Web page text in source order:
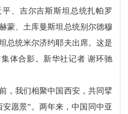
、吉尔吉斯斯坦总统扎帕罗
蒙、土库曼斯坦总统别尔德穆
总统米尔济约耶夫出席。这是
体合影。新华社记者 谢环驰
，我们相聚中国西安，共同擘
愿景”。两年来，中国同中亚